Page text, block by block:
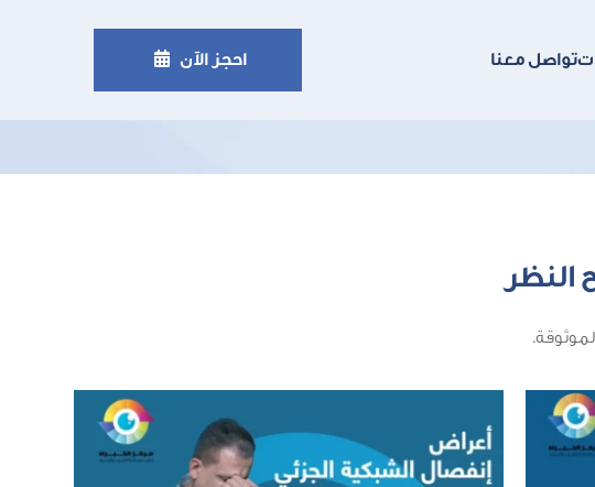
تواصل معنا احجز الآن 
النظر